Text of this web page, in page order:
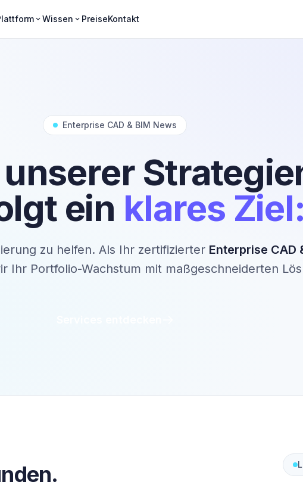
expand_moreWissen expand_more PreiseKontakt
Enterprise CAD & BIM News
ein klares Ziel:
zu helfen. Als Ihr zertifizierter Enterprise CAD
Ihr Portfolio-Wachstum mit maßgeschneiderten